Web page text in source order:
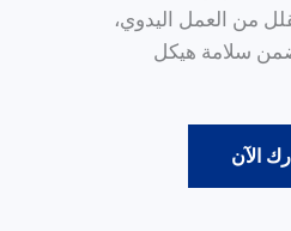
من العمل اليدوي،
سلامة هيكل
الآن